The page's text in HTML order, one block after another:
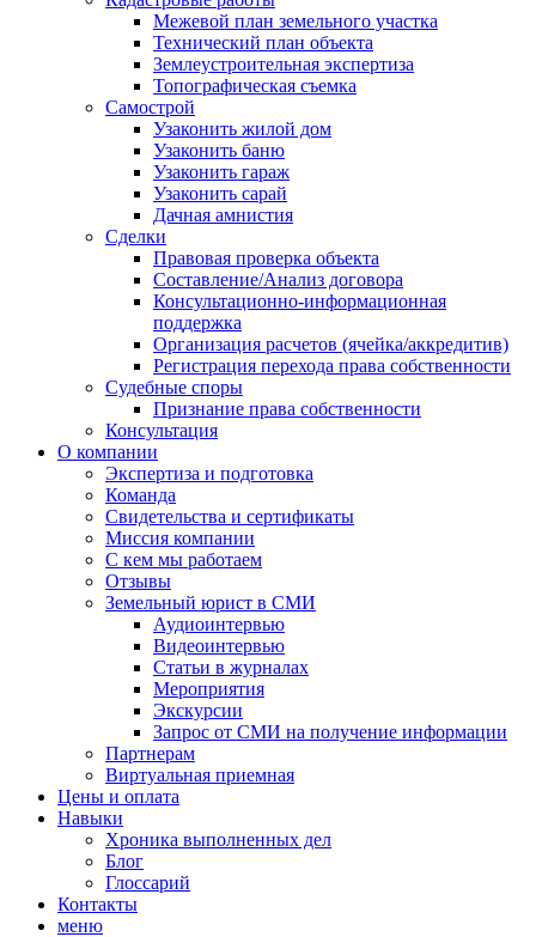
Межевой план земельного участка
Технический план объекта
Землеустроительная экспертиза
Топографическая съемка
Самострой
Узаконить жилой дом
Узаконить баню
Узаконить гараж
Узаконить сарай
Дачная амнистия
Сделки
Правовая проверка объекта
Составление/Анализ договора
Консультационно-информационная
поддержка
Организация расчетов (ячейка/аккредитив)
Регистрация перехода права собственности
Судебные споры
Признание права собственности
Консультация
О компании
Экспертиза и подготовка
Команда
Свидетельства и сертификаты
Миссия компании
С кем мы работаем
Отзывы
Земельный юрист в СМИ
Аудиоинтервью
Видеоинтервью
Статьи в журналах
Мероприятия
Экскурсии
Запрос от СМИ на получение информации
Партнерам
Виртуальная приемная
Цены и оплата
Навыки
Хроника выполненных дел
Блог
Глоссарий
Контакты
меню